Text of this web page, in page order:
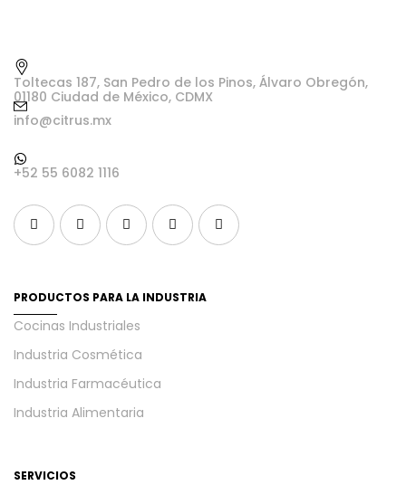
Toltecas 187, San Pedro de los Pinos, Álvaro Obregón,
01180 Ciudad de México, CDMX
info@citrus.mx
+52 55 6082 1116
PRODUCTOS PARA LA INDUSTRIA
Cocinas Industriales
Industria Cosmética
Industria Farmacéutica
Industria Alimentaria
SERVICIOS